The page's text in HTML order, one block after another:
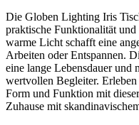
Die Globen Lighting Iris
praktische Funktionalität und
warme Licht schafft eine
Arbeiten oder Entspannen.
eine lange Lebensdauer und
wertvollen Begleiter.
Form und Funktion mit
Zuhause mit